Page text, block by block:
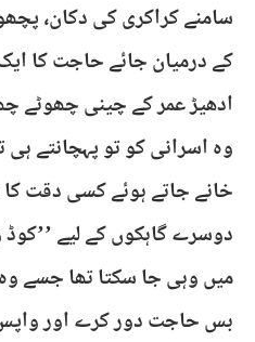
سامنے کراکری کی دکان،
کے درمیان جائے حاجت کا
ادھیڑ عمر کے چینی چھوٹے
وہ اسرانی کو تو پہچانتے
خانے جاتے ہوئے کسی دقت کا
دوسرے گاہکوں کے لیے
میں وہی جا سکتا تھا جسے
بس حاجت دور کرے اور